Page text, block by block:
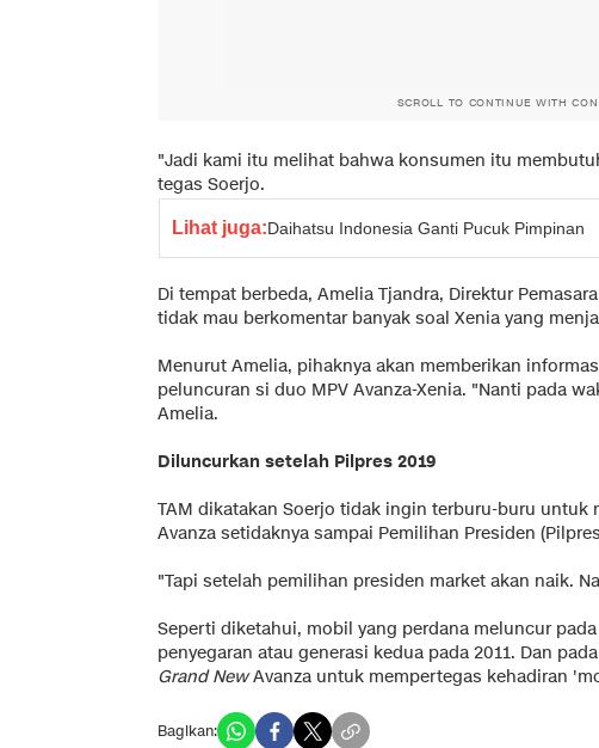
SCROLL TO CONTINUE WITH
"Jadi kami itu melihat bahwa konsumen itu
tegas Soerjo.
Lihat juga:Daihatsu Indonesia Ganti Pucuk Pimpinan
Di tempat berbeda, Amelia Tjandra, Direktur
tidak mau berkomentar banyak soal Xenia yang
Menurut Amelia, pihaknya akan memberikan
peluncuran si duo MPV Avanza-Xenia. "Nanti pada
Amelia.
Diluncurkan setelah Pilpres 2019
TAM dikatakan Soerjo tidak ingin terburu-buru untuk
Avanza setidaknya sampai Pemilihan Presiden
"Tapi setelah pemilihan presiden market akan naik.
Seperti diketahui, mobil yang perdana meluncur
penyegaran atau generasi kedua pada 2011. Dan
Grand NewAvanza untuk mempertegas kehadiran
Bagikan: